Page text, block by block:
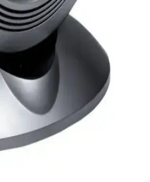
performanslı hava
yaşam kalitesini yükseltir,
ve sağlık avantajı sunar.
Cihazları: Ev ve
ve Teknolojiler
ev ve ofislerde kötü
sağlar. Farklı modeller ve
oluşturun.